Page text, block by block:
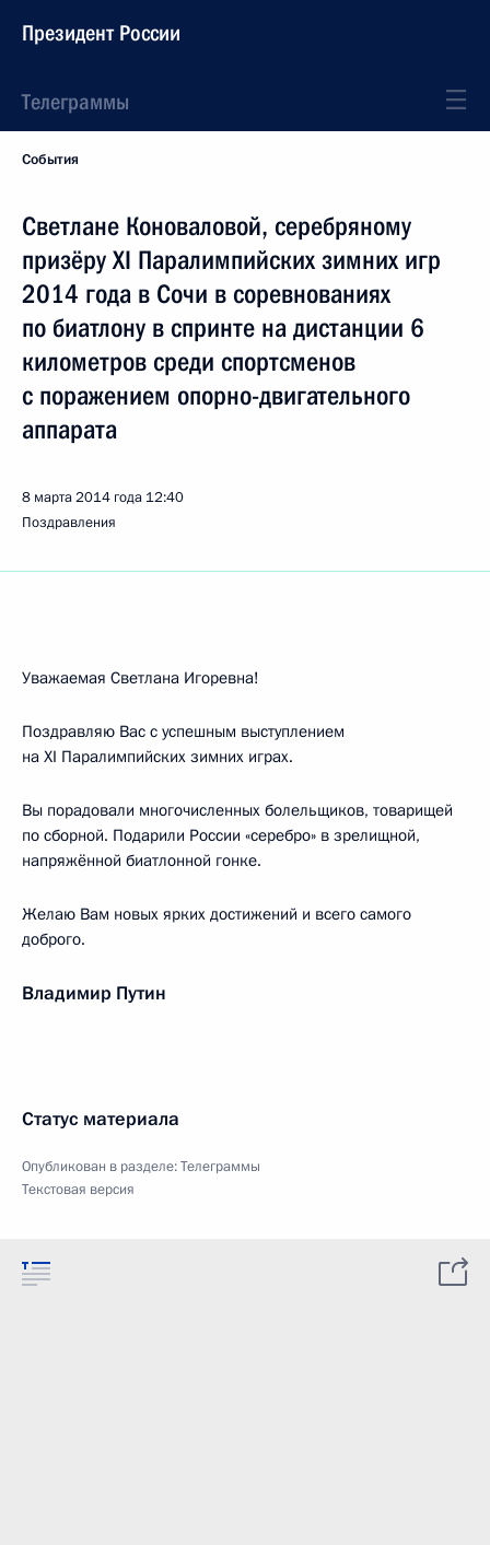
Президент России
Телеграммы
События
Светлане Коноваловой, серебряному
призёру XI Паралимпийских зимних игр
2014 года в Сочи в соревнованиях
по биатлону в спринте на дистанции 6
километров среди спортсменов
с поражением опорно-двигательного
аппарата
8 марта 2014 года 12:40
Поздравления
Уважаемая Светлана Игоревна!
Поздравляю Вас с успешным выступлением
на XI Паралимпийских зимних играх.
Вы порадовали многочисленных болельщиков, товарищей
по сборной. Подарили России «серебро» в зрелищной,
напряжённой биатлонной гонке.
Желаю Вам новых ярких достижений и всего самого
доброго.
Владимир Путин
Статус материала
Опубликован в разделе:Телеграммы
Текстовая версия